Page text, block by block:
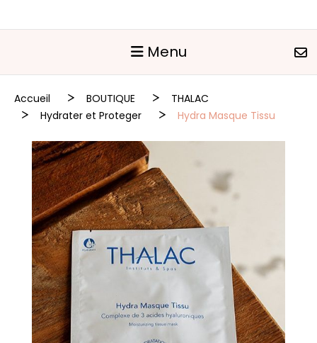
Menu
Accueil BOUTIQUE
THALAC
Hydrater et Proteger
Hydra Masque Tissu